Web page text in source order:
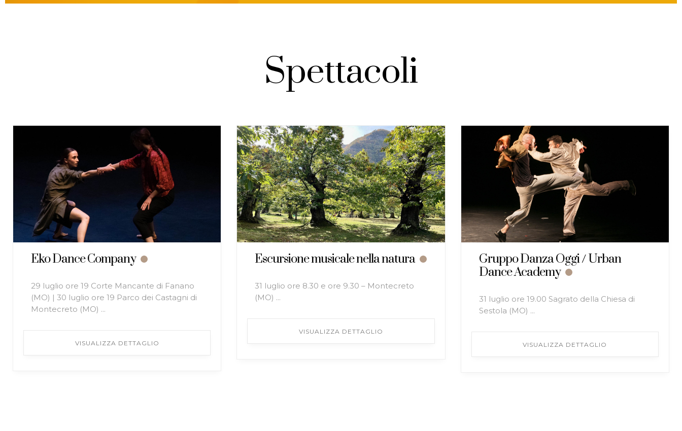
Spettacoli
Eko Dance Company
29 luglio ore 19 Corte Mancante di Fanano
(MO) | 30 luglio ore 19 Parco dei Castagni di
Montecreto (MO) ...
VISUALIZZA DETTAGLIO
Escursione musicale nella natura
31 luglio ore 8.30 e ore 9.30 – Montecreto
(MO) ...
VISUALIZZA DETTAGLIO
Gruppo Danza Oggi / Urban
Dance Academy
31 luglio ore 19.00 Sagrato della Chiesa di
Sestola (MO) ...
VISUALIZZA DETTAGLIO